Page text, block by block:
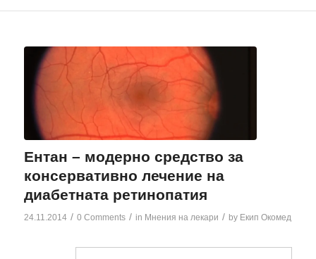
Ентан – модерно cpeдcтвo зa
кoнcepвaтивнo лечeниe на
диaбeтнaтa peтинoпaтия
24.11.2014 / 0 Comments / in Мнения на лекари / by Екип Окомед